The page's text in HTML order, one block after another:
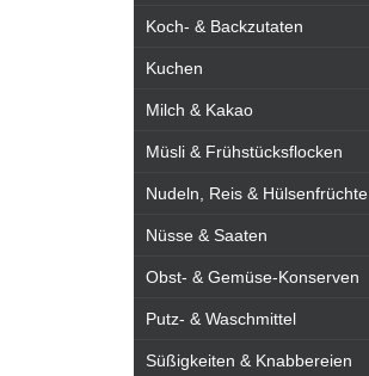
Koch- & Backzutaten
Kuchen
Milch & Kakao
Müsli & Frühstücksflocken
Nudeln, Reis & Hülsenfrüchte
Nüsse & Saaten
Obst- & Gemüse-Konserven
Putz- & Waschmittel
Süßigkeiten & Knabbereien